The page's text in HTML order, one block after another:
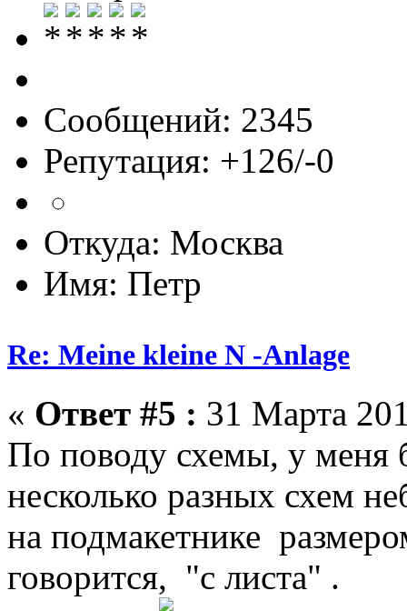
Сообщений: 2345
Репутация: +126/-0
Откуда: Москва
Имя: Петр
Re: Meine kleine N -Anlage
« Ответ #5 : 31 Марта
По поводу схемы, у меня
несколько разных схем
на подмакетнике
говорится, "с листа" .